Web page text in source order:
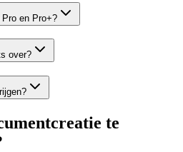
en Pro+?
over?
te